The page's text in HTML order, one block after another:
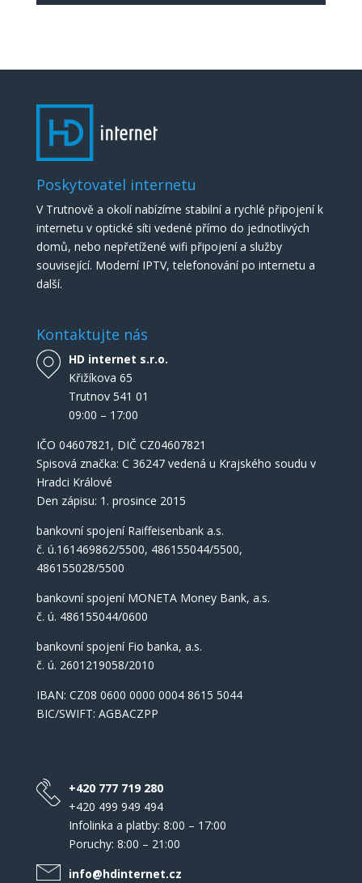
Poskytovatel internetu
V Trutnově a okolí nabízíme stabilní a rychlé připojení k
internetu v optické síti vedené přímo do jednotlivých
domů, nebo nepřetížené wifi připojení a služby
související. Moderní IPTV, telefonování po internetu a
další.
Kontaktujte nás
HD internet s.r.o.
Křižíkova 65
Trutnov 541 01
09:00 – 17:00
IČO 04607821 , DIČ CZ04607821
Spisová značka: C 36247 vedená u Krajského soudu v
Hradci Králové
Den zápisu: 1. prosince 2015
bankovní spojení Raiffeisenbank a.s.
č. ú.161469862/5500, 486155044/5500,
486155028/5500
bankovní spojení MONETA Money Bank, a.s.
č. ú. 486155044/0600
bankovní spojení Fio banka, a.s.
č. ú. 2601219058/2010
IBAN: CZ08 0600 0000 0004 8615 5044
BIC/SWIFT: AGBACZPP
+420 777 719 280
+420 499 949 494
Infolinka a platby: 8:00 – 17:00
Poruchy: 8:00 – 21:00
info@hdinternet.cz